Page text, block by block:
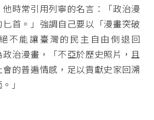
時常引用列寧的名言：「政治漫
首。」強調自己要以「漫畫突破
不能讓臺灣的民主自由倒退回
治漫畫，「不亞於歷史照片，且
的普遍情感，足以貢獻史家回溯
」